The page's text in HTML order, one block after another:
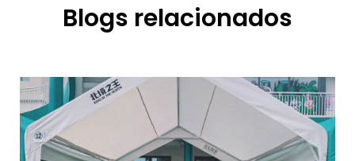
Blogs relacionados